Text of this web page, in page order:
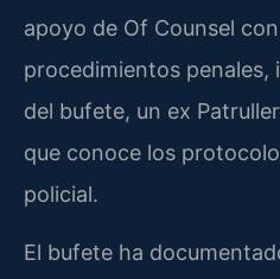
apoyo de Of Counsel
procedimientos penales,
del bufete, un ex
que conoce los
policial.
El bufete ha